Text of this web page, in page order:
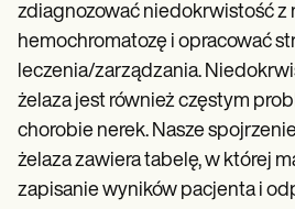
zdiagnozować niedokrwistość z
hemochromatozę i opracować
leczenia/zarządzania.
żelaza jest również częstym
chorobie nerek. Nasze
żelaza zawiera tabelę, w której
zapisanie wyników pacjenta i